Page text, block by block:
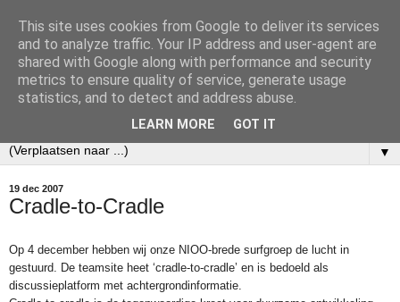
Ecobibl
Weblog over mijn werk als informatiespecialist bij het
Nederlands Instituut voor Ecologie (NIOO-KNAW).
▼
19 dec 2007
Cradle-to-Cradle
Op 4 december hebben wij onze NIOO-brede surfgroep de lucht in
gestuurd. De teamsite heet ‘cradle-to-cradle’ en is bedoeld als
discussieplatform met achtergrondinformatie.
This site uses cookies from Google to deliver its services
and to analyze traffic. Your IP address and user-agent are
shared with Google along with performance and security
metrics to ensure quality of service, generate usage
statistics, and to detect and address abuse.
LEARN MORE GOT IT